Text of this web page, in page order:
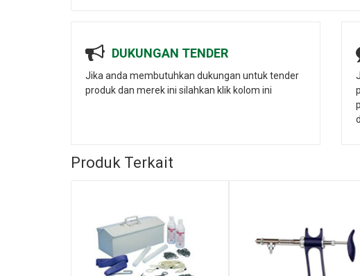
DUKUNGAN TENDER
Jika anda membutuhkan dukungan untuk tender
produk dan merek ini silahkan klik kolom ini
Produk Terkait